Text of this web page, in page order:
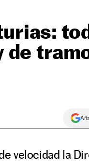
velocidad la